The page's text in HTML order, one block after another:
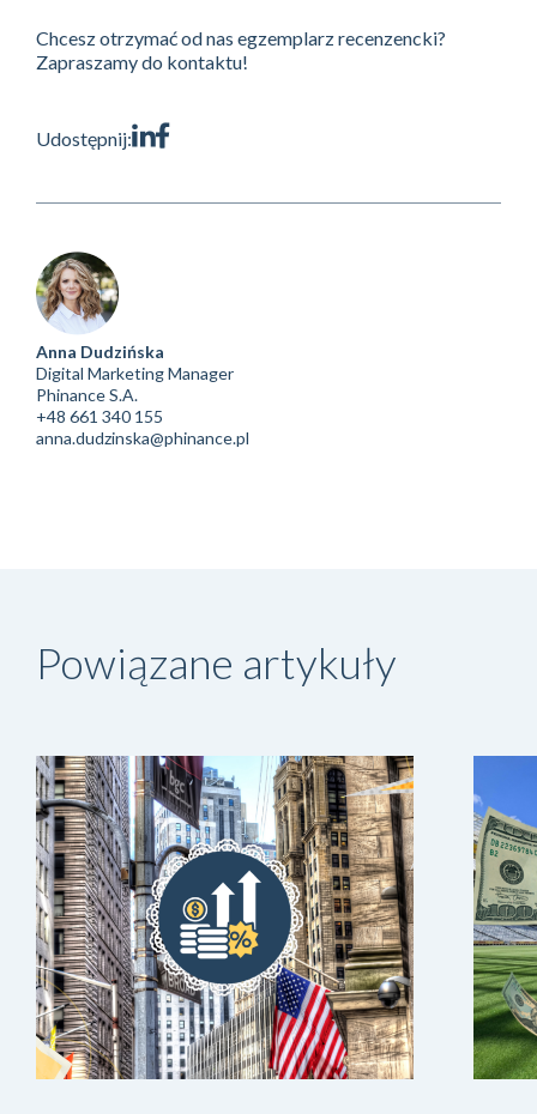
Chcesz otrzymać od nas egzemplarz recenzencki?
Zapraszamy do kontaktu!
Udostępnij:
Anna Dudzińska
Digital Marketing Manager
Phinance S.A.
+48 661 340 155
anna.dudzinska@phinance.pl
Powiązane artykuły